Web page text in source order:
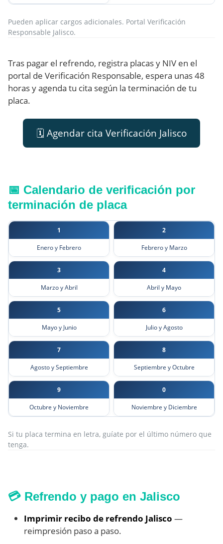
Pueden aplicar cargos adicionales. Portal Verificación
Responsable Jalisco.
Tras pagar el refrendo, registra placas y NIV en el
portal de Verificación Responsable, espera unas 48
horas y agenda tu cita según la terminación de tu
placa.
🗓️ Agendar cita Verificación Jalisco
📅 Calendario de verificación por
terminación de placa
1
Enero y Febrero
2
Febrero y Marzo
3
Marzo y Abril
4
Abril y Mayo
5
Mayo y Junio
6
Julio y Agosto
7
Agosto y Septiembre
8
Septiembre y Octubre
9
Octubre y Noviembre
0
Noviembre y Diciembre
Si tu placa termina en letra, guíate por el último número que
tenga.
💳 Refrendo y pago en Jalisco
Imprimir recibo de refrendo Jalisco —
reimpresión paso a paso.